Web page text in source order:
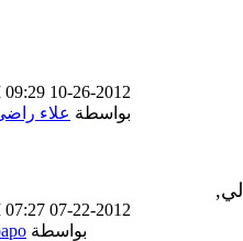
10-26-2012
09:29 PM
بواسطةعلاء راضى
07-22-2012
07:27 PM
بواسطةpapo